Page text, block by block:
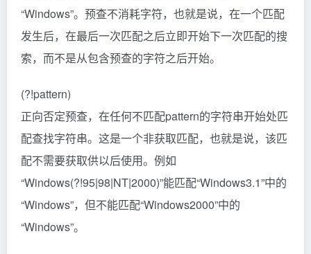
“Windows”。预查不消耗字符，也就是说，在一个匹配
发生后，在最后一次匹配之后立即开始下一次匹配的搜
索，而不是从包含预查的字符之后开始。
(?!pattern)
正向否定预查，在任何不匹配pattern的字符串开始处匹
配查找字符串。这是一个非获取匹配，也就是说，该匹
配不需要获取供以后使用。例如
“Windows(?!95|98|NT|2000)”能匹配“Windows3.1”中的
“Windows”，但不能匹配“Windows2000”中的
“Windows”。